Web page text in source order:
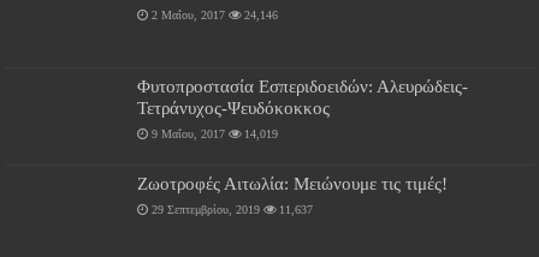
2 Μαΐου, 2017 24,146
Φυτοπροστασία Εσπεριδοειδών: Αλευρώδεις-
Τετράνυχος-Ψευδόκοκκος
9 Μαΐου, 2017 14,019
Ζωοτροφές Αιτωλία: Μειώνουμε τις τιμές!
29 Σεπτεμβρίου, 2019 11,637